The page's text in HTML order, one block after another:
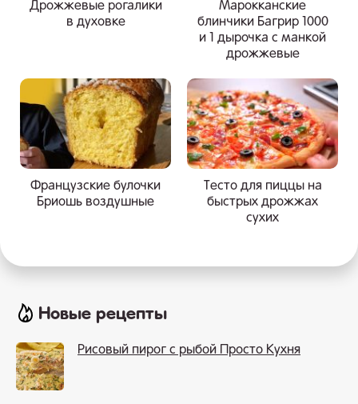
Дрожжевые рогалики
в духовке
Марокканские
блинчики Багрир 1000
и 1 дырочка с манкой
дрожжевые
Французские булочки
Бриошь воздушные
Тесто для пиццы на
быстрых дрожжах
сухих
Новые рецепты
Рисовый пирог с рыбой Просто Кухня